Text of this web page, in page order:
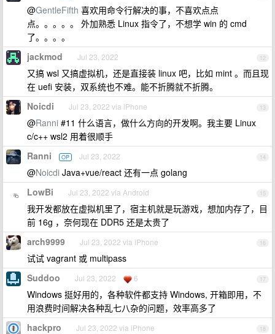
@GentleFifth 喜欢用命令行解决的事，不喜欢点点
点。。。。。 外加熟悉 Linux 指令了，不想学 win 的 cmd
了。。。。
12
jackmod Jul 23, 2022
又搞 wsl 又搞虚拟机，还是直接装 linux 吧，比如 mint 。而且现
在 uefi 安装，双系统也不难。能不折腾就不折腾。
13
Noicdi Jul 23, 2022 via iPhone
@Ranni #11 什么语言，做什么方向的开发啊。我主要 Linux
c/c++ wsl2 用着很顺手
14
Ranni OP Jul 23, 2022
@Noicdi Java+vue/react 还有一点 golang
15
LowBi Jul 23, 2022 via Android
我开发都放在虚拟机里了，宿主机就是玩游戏，想加内存了，目
前 16g ，奈何现在 DDR5 还是太贵了
16
arch9999 Jul 23, 2022 via iPhone
试试 vagrant 或 multipass
17
Suddoo Jul 23, 2022 6
Windows 挺好用的，各种软件都支持 Windows, 开箱即用，不
用浪费时间解决各种乱七八杂的问题，效率高多了
18
hackpro Jul 23, 2022 via iPhone